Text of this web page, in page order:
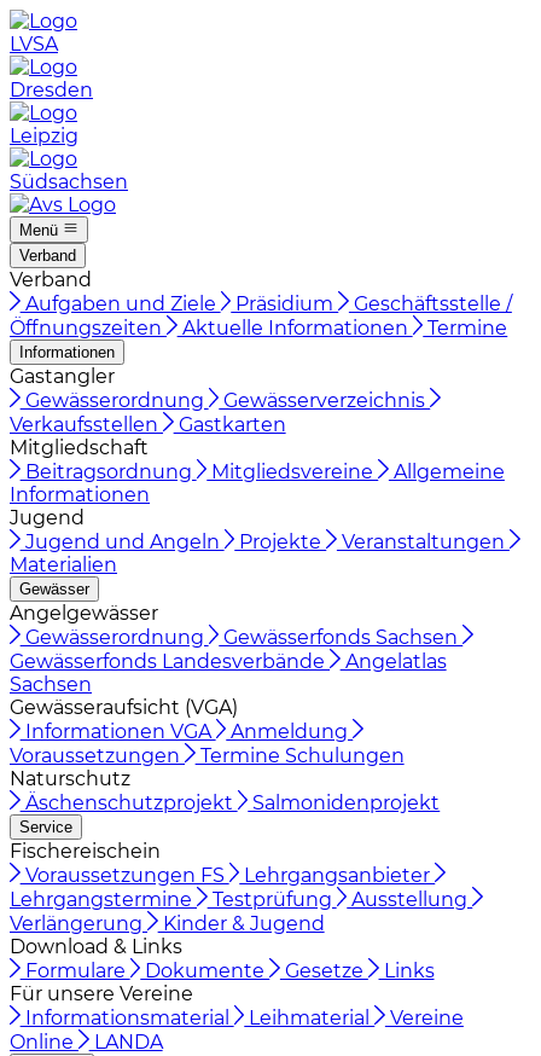
LVSA
Dresden
Leipzig
Südsachsen
Menü
Verband
Verband
Aufgaben und Ziele
Präsidium Geschäftsstelle /
Öffnungszeiten
Aktuelle Informationen Termine
Informationen
Gastangler
Gewässerordnung
Gewässerverzeichnis
Verkaufsstellen
Gastkarten
Mitgliedschaft
Beitragsordnung
Mitgliedsvereine Allgemeine
Informationen
Jugend
Jugend und Angeln
Projekte Veranstaltungen
Materialien
Gewässer
Angelgewässer
Gewässerordnung
Gewässerfonds Sachsen
Gewässerfonds Landesverbände
Angelatlas
Sachsen
Gewässeraufsicht (VGA)
Informationen VGA
Anmeldung
Voraussetzungen
Termine Schulungen
Naturschutz
Äschenschutzprojekt
Salmonidenprojekt
Service
Fischereischein
Voraussetzungen FS
Lehrgangsanbieter
Lehrgangstermine
Testprüfung
Ausstellung
Verlängerung
Kinder & Jugend
Download & Links
Formulare
Dokumente Gesetze
Links
Für unsere Vereine
Informationsmaterial
Leihmaterial Vereine
Online
LANDA